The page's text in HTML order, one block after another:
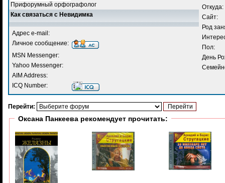
Прифорумный орфографолог
Откуда:
Сайт:
Род
Пол:
День
Как связаться с Невидимка
Адрес e-mail:
Личное сообщение:
MSN Messenger:
Yahoo Messenger:
AIM Address:
ICQ Number:
Перейти:
Оксана Панкеева рекомендует прочитать: